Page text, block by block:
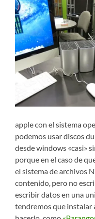
apple con el sistema
podemos usar discos
desde windows «casi»
porque en el caso de
el sistema de archivos
contenido, pero no
escribir datos en una
tendremos que instalar